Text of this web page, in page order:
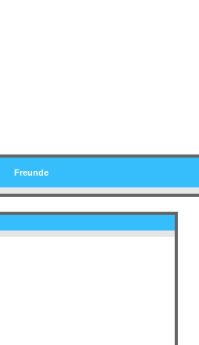
Freunde